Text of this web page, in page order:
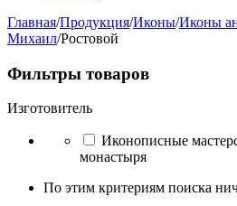
Главная/Продукция/Иконы/Иконы
Михаил/Ростовой
Фильтры товаров
Изготовитель
Иконописные
монастыря
По этим критериям поиска